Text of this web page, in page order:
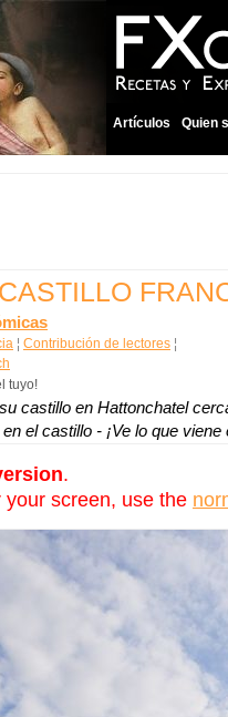
Artículos Quien
¦ Contribución de lectores ¦
tuyo!
castillo en Hattonchatel
el castillo - ¡Ve lo que
.
your screen, use the